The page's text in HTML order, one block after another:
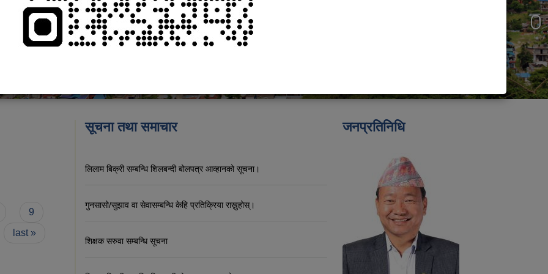
9
last »
सूचना तथा समाचार
लिलाम बिक्री सम्बन्धि शिलबन्दी बोलपत्र आव्हानको सूचना।
गुनसासो/सुझाव वा सेवासम्बन्धि केहि प्रतिक्रिया राख्नुहोस्।
शिक्षक सरुवा सम्बन्धि सूचना
जनप्रतिनिधि